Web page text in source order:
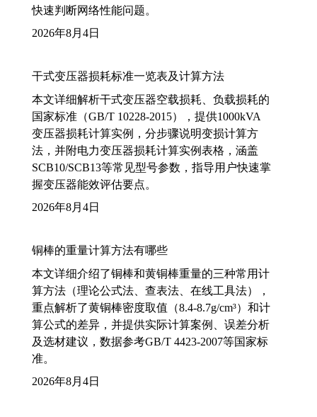
快速判断网络性能问题。
2026年8月4日
干式变压器损耗标准一览表及计算方法
本文详细解析干式变压器空载损耗、负载损耗的
国家标准（GB/T 10228-2015），提供1000kVA
变压器损耗计算实例，分步骤说明变损计算方
法，并附电力变压器损耗计算实例表格，涵盖
SCB10/SCB13等常见型号参数，指导用户快速掌
握变压器能效评估要点。
2026年8月4日
铜棒的重量计算方法有哪些
本文详细介绍了铜棒和黄铜棒重量的三种常用计
算方法（理论公式法、查表法、在线工具法），
重点解析了黄铜棒密度取值（8.4-8.7g/cm³）和计
算公式的差异，并提供实际计算案例、误差分析
及选材建议，数据参考GB/T 4423-2007等国家标
准。
2026年8月4日